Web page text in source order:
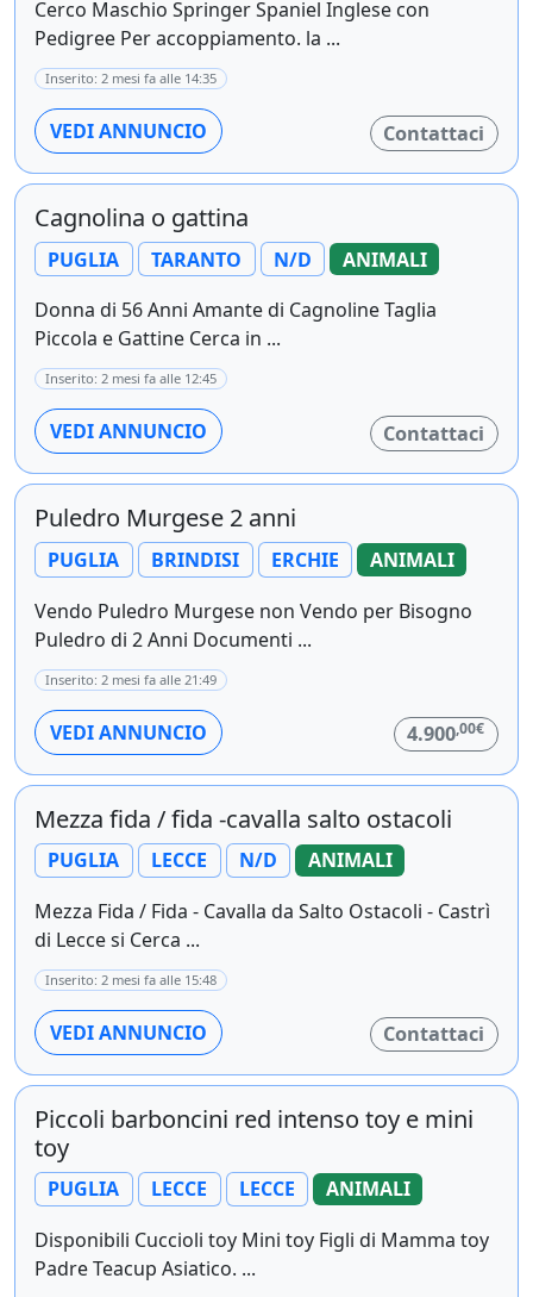
Cerco Maschio Springer Spaniel Inglese con
Pedigree Per accoppiamento. la ...
Inserito: 2 mesi fa alle 14:35
VEDI ANNUNCIO Contattaci
Cagnolina o gattina
PUGLIA TARANTO N/D
ANIMALI
Donna di 56 Anni Amante di Cagnoline Taglia
Piccola e Gattine Cerca in ...
Inserito: 2 mesi fa alle 12:45
VEDI ANNUNCIO Contattaci
Puledro Murgese 2 anni
PUGLIA BRINDISI ERCHIE
ANIMALI
Vendo Puledro Murgese non Vendo per Bisogno
Puledro di 2 Anni Documenti ...
Inserito: 2 mesi fa alle 21:49
VEDI ANNUNCIO 4.900,00€
Mezza fida / fida -cavalla salto ostacoli
PUGLIA LECCE N/D
ANIMALI
Mezza Fida / Fida - Cavalla da Salto Ostacoli - Castrì
di Lecce si Cerca ...
Inserito: 2 mesi fa alle 15:48
VEDI ANNUNCIO Contattaci
Piccoli barboncini red intenso toy e mini
toy
PUGLIA LECCE LECCE
ANIMALI
Disponibili Cuccioli toy Mini toy Figli di Mamma toy
Padre Teacup Asiatico. ...